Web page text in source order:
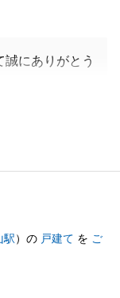
にありがとう
でＫ様には日
非常にスムー
。
駅）の 戸建て を ご